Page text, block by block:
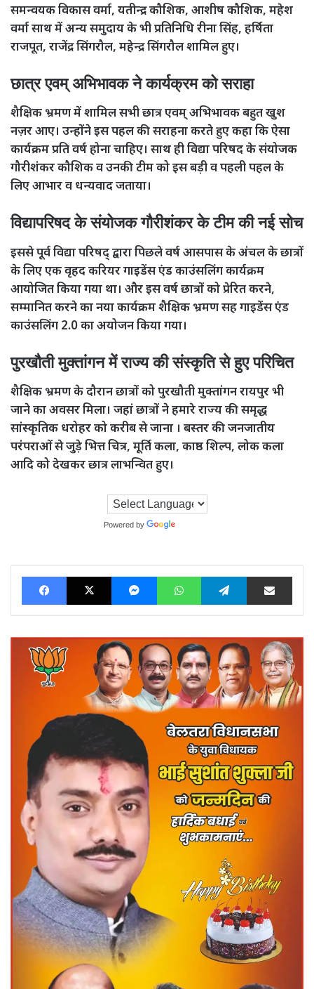
समन्वयक विकास वर्मा, यतीन्द्र कौशिक, आशीष कौशिक, महेश
वर्मा साथ में अन्य समुदाय के भी प्रतिनिधि रीना सिंह, हर्षिता
राजपूत, राजेंद्र सिंगरौल, महेन्द्र सिंगरौल शामिल हुए।
छात्र एवम् अभिभावक ने कार्यक्रम को सराहा
शैक्षिक भ्रमण में शामिल सभी छात्र एवम् अभिभावक बहुत खुश
नज़र आए। उन्होंने इस पहल की सराहना करते हुए कहा कि ऐसा
कार्यक्रम प्रति वर्ष होना चाहिए। साथ ही विद्या परिषद के संयोजक
गौरीशंकर कौशिक व उनकी टीम को इस बड़ी व पहली पहल के
लिए आभार व धन्यवाद जताया।
विद्यापरिषद के संयोजक गौरीशंकर के टीम की नई सोच
इससे पूर्व विद्या परिषद् द्वारा पिछले वर्ष आसपास के अंचल के छात्रों
के लिए एक वृहद करियर गाइडेंस एंड काउंसलिंग कार्यक्रम
आयोजित किया गया था। और इस वर्ष छात्रों को प्रेरित करने,
सम्मानित करने का नया कार्यक्रम शैक्षिक भ्रमण सह गाइडेंस एंड
काउंसलिंग 2.0 का अयोजन किया गया।
पुरखौती मुक्तांगन में राज्य की संस्कृति से हुए परिचित
शैक्षिक भ्रमण के दौरान छात्रों को पुरखौती मुक्तांगन रायपुर भी
जाने का अवसर मिला। जहां छात्रों ने हमारे राज्य की समृद्ध
सांस्कृतिक धरोहर को करीब से जाना । बस्तर की जनजातीय
परंपराओं से जुड़े भित्त चित्र, मूर्ति कला, काष्ठ शिल्प, लोक कला
आदि को देखकर छात्र लाभन्वित हुए।
Powered by
FacebookX MessengerWhatsAppTelegram Share via